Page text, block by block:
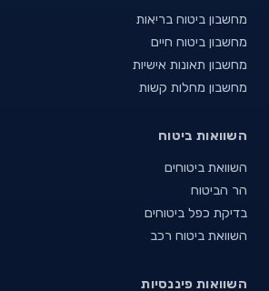
מחשבון ביטוח בריאות
מחשבון ביטוח חיים
מחשבון תאונות אישיות
מחשבון מחלות קשות
השוואות ביטוח
השוואת ביטוחים
הר הביטוח
בדיקת כפל ביטוחים
השוואת ביטוח רכב
השוואות פיננסיות